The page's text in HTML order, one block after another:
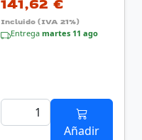
141,62 €
Incluido (IVA 21%)
Entrega martes 11 ago
Añadir